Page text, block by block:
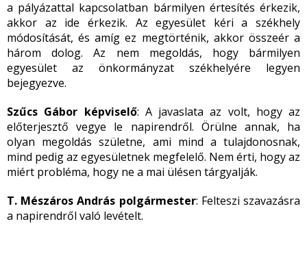
a pályázattal kapcsolatban bármilyen értesítés érkezik,
akkor az ide érkezik. Az egyesület kéri a székhely
módosítását, és amíg ez megtörténik, akkor összeér a
három dolog. Az nem megoldás, hogy bármilyen
egyesület az önkormányzat székhelyére legyen
bejegyezve.
Szűcs Gábor képviselő: A javaslata az volt, hogy az
előterjesztő vegye le napirendről. Örülne annak, ha
olyan megoldás születne, ami mind a tulajdonosnak,
mind pedig az egyesületnek megfelelő. Nem érti, hogy az
miért probléma, hogy ne a mai ülésen tárgyalják.
T. Mészáros András polgármester: Felteszi szavazásra
a napirendről való levételt.